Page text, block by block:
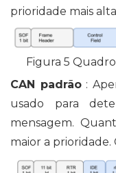
prioridade mais
Figura 5
CAN padrão:
usado para
mensagem.
maior a prioridade.